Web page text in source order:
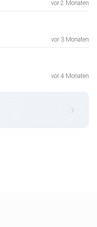
vor 2 Monaten
vor 3 Monaten
vor 4 Monaten